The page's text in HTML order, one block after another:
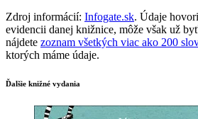
Zdroj informácií: Infogate.sk. Údaje
evidencii danej knižnice, môže však už
nájdete zoznam všetkých viac ako 200
ktorých máme údaje.
Ďalšie knižné vydania